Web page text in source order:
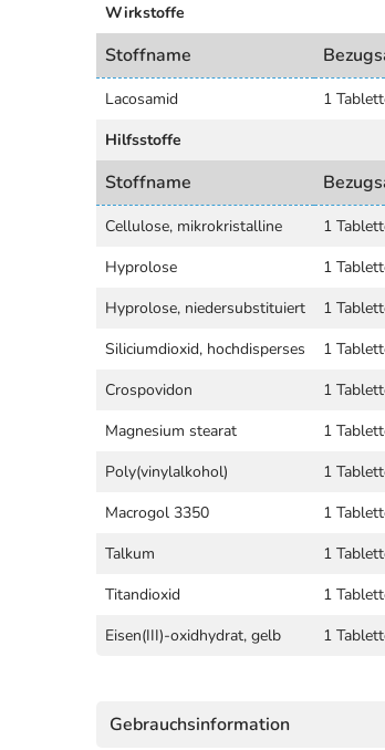
Wirkstoffe
Stoffname
Lacosamid 1
Hilfsstoffe
Stoffname
Cellulose, mikrokristalline 1
Hyprolose
1
Hyprolose, niedersubstituiert
1
Siliciumdioxid, hochdisperses
1
Crospovidon
1
Magnesium stearat
1
Poly(vinylalkohol)
1
Macrogol 3350
1
Talkum
1
Titandioxid
1
Eisen(III)-oxidhydrat, gelb
1
Gebrauchsinformation